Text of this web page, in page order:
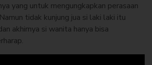
yang untuk mengungkapkan perasaan
tidak kunjung jua si laki laki itu
akhirnya si wanita hanya bisa